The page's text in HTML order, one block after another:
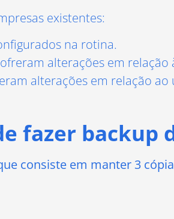
existentes:
na rotina.
alterações em
alterações em relação
fazer backup
consiste em manter 3